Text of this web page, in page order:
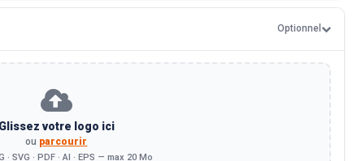
Optionnel
Glissez votre logo ici
ou parcourir
· SVG · PDF · AI · EPS — max 20 Mo